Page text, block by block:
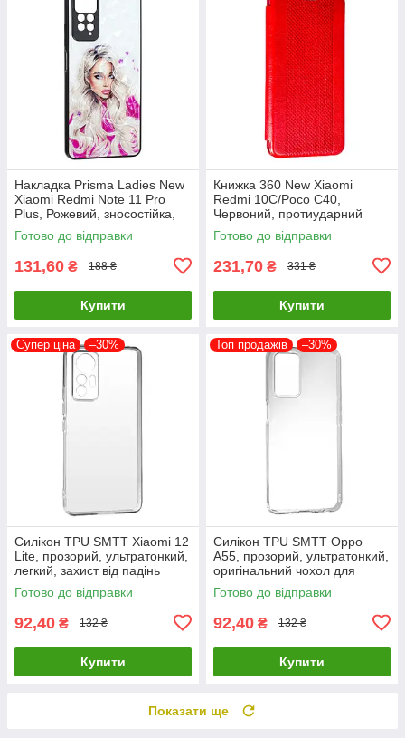
Накладка Prisma Ladies New
Xiaomi Redmi Note 11 Pro
Plus, Рожевий, зносостійка,
пилонепроникна
Готово до відправки
131,60 ₴ 188 ₴
Купити
Книжка 360 New Xiaomi
Redmi 10C/Poco C40,
Червоний, протиударний
чохол з екокожі
Готово до відправки
231,70 ₴ 331 ₴
Купити
Супер ціна –30%
Силікон TPU SMTT Xiaomi 12
Lite, прозорий, ультратонкий,
легкий, захист від падінь
Готово до відправки
92,40 ₴ 132 ₴
Купити
Топ продажів –30%
Силікон TPU SMTT Oppo
A55, прозорий, ультратонкий,
оригінальний чохол для
захисту смартфона
Готово до відправки
92,40 ₴ 132 ₴
Купити
Показати ще